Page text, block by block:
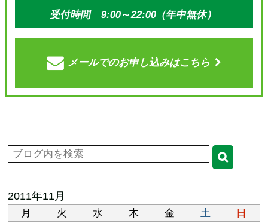
受付時間 9:00～22:00（年中無休）
メールでのお申し込みはこちら
2011年11月
月 火 水 木 金 土
日